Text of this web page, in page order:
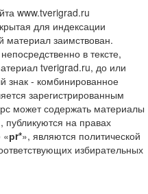
www.tverigrad.ru
для индексации
материал заимствован.
в тексте,
tverigrad.ru, до или
знак - комбинированное
зарегистрированным
может содержать материалы
публикуются на правах
«рr*», являются политической
избирательных